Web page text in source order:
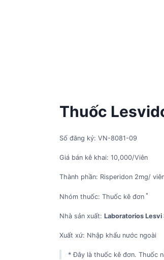
Thuốc
Số đăng ký: VN-8081-09
Giá bán kê khai: 10,000/Viên
Thành phần: Risperidon 2mg/
Nhóm thuốc: Thuốc kê đơn *
Nhà sản xuất: Laboratorios Lesvi
Xuất xứ: Nhập khẩu nước ngoài
* Đây là thuốc kê đơn. Thuốc